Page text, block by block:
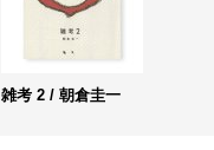
雑考 2 / 朝倉圭一